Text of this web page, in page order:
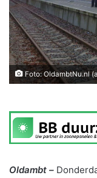
Foto: OldambtNu.nl
Oldambt –